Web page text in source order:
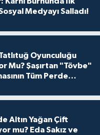
Medyayı Salladı!
Tatlıtuğ Oyunculuğu
Mu? Şaşırtan "Tövbe"
Tüm Perde
Altın Yağan Çift
mu? Eda Sakız ve